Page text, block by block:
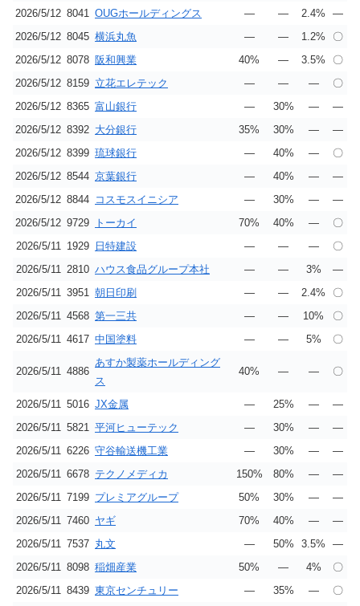
2026/5/12 8041 OUGホールディングス ― ― 2.4%
―
2026/5/12 8045 横浜丸魚 ― ― 1.2%
〇
2026/5/12 8078 阪和興業 40% ― 3.5%
〇
2026/5/12 8159 立花エレテック ― ― ―
〇
2026/5/12 8365 富山銀行 ― 30% ―
―
2026/5/12 8392 大分銀行 35% 30% ―
―
2026/5/12 8399 琉球銀行 ― 40% ―
〇
2026/5/12 8544 京葉銀行 ― 40% ―
―
2026/5/12 8844 コスモスイニシア ― 30% ―
―
2026/5/12 9729 トーカイ 70% 40% ―
〇
2026/5/11
1929 日特建設 ― ― ―
〇
2026/5/11
2810 ハウス食品グループ本社 ― ― 3%
―
2026/5/11 3951 朝日印刷 ― ― 2.4%
〇
2026/5/11 4568 第一三共 ― ― 10%
〇
2026/5/11 4617 中国塗料 ― ― 5% 〇
2026/5/11 4886
あすか製薬ホールディング
ス
40% ― ― 〇
2026/5/11 5016 JX金属 ― 25% ―
―
2026/5/11 5821 平河ヒューテック ― 30% ―
―
2026/5/11 6226 守谷輸送機工業 ― 30% ―
―
2026/5/11 6678 テクノメディカ 150% 80% ―
―
2026/5/11 7199 プレミアグループ 50% 30% ―
―
2026/5/11 7460 ヤギ 70% 40% ―
―
2026/5/11 7537 丸文 ― 50% 3.5%
―
2026/5/11 8098 稲畑産業 50% ― 4%
〇
2026/5/11 8439 東京センチュリー ― 35% ―
〇